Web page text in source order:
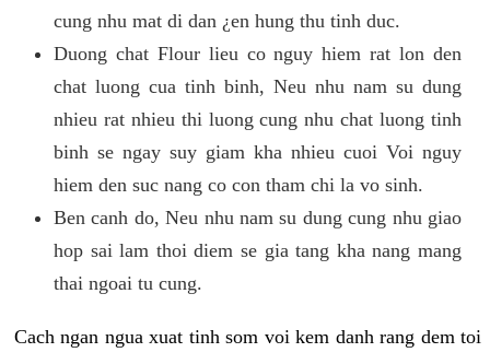
cung nhu mat di dan ¿en hung thu tinh duc.
Duong chat Flour lieu co nguy hiem rat lon den
chat luong cua tinh binh, Neu nhu nam su dung
nhieu rat nhieu thi luong cung nhu chat luong tinh
binh se ngay suy giam kha nhieu cuoi Voi nguy
hiem den suc nang co con tham chi la vo sinh.
Ben canh do, Neu nhu nam su dung cung nhu giao
hop sai lam thoi diem se gia tang kha nang mang
thai ngoai tu cung.
Cach ngan ngua xuat tinh som voi kem danh rang dem toi